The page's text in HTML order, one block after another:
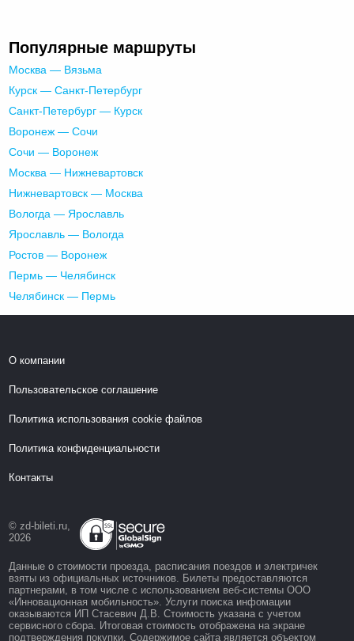
Популярные маршруты
Москва — Вязьма
Курск — Санкт-Петербург
Санкт-Петербург — Курск
Воронеж — Сочи
Сочи — Воронеж
Москва — Нижневартовск
Нижневартовск — Москва
Вологда — Ярославль
Ярославль — Вологда
Ростов — Воронеж
Пермь — Челябинск
Челябинск — Пермь
О компании
Пользовательское соглашение
Политика использования cookie файлов
Политика конфиденциальности
Контакты
© zd-bileti.ru,
2026
Данные о стоимости проезда, расписания поездов и электричек
взяты из официальных источников. Билеты предоставляются
партнерами, в том числе с использованием веб-системы ООО
«Инновационная мобильность». Услуги поиска инфомации
оказываются ИП Стасевич Д.В. Стоимость указана с учетом
сервисного сбора. Итоговая стоимость отображена на экране
подтверждения покупки. Содержимое сайта является объектом